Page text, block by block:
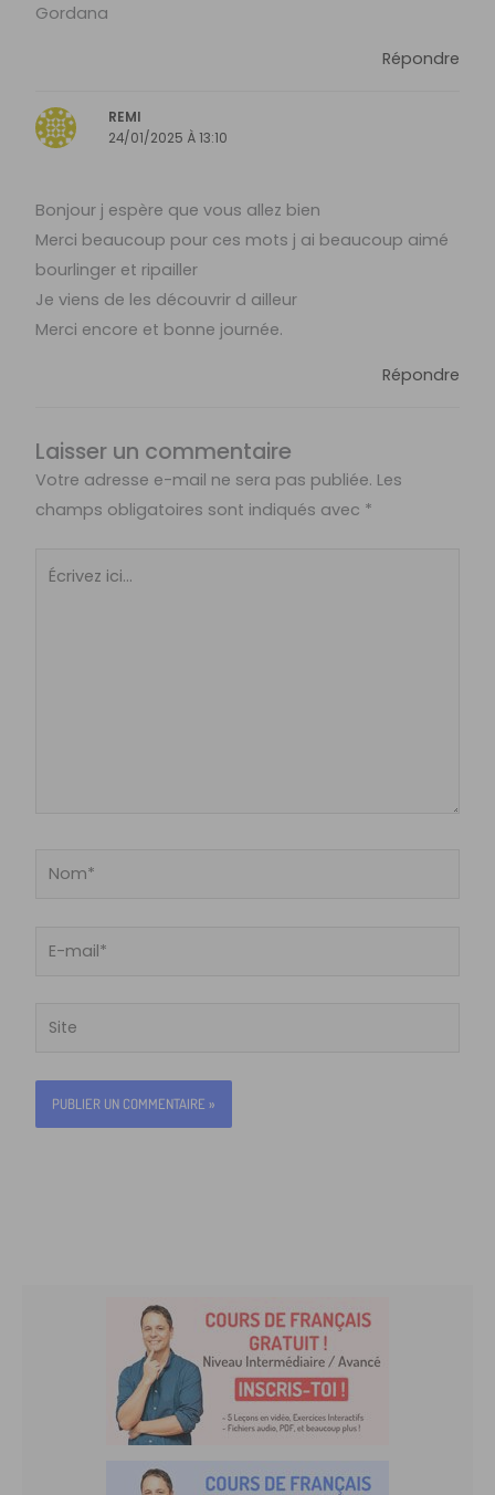
Gordana
Répondre
REMI
24/01/2025 À 13:10
Bonjour j espère que vous allez bien
Merci beaucoup pour ces mots j ai beaucoup aimé
bourlinger et ripailler
Je viens de les découvrir d ailleur
Merci encore et bonne journée.
Répondre
Laisser un commentaire
Votre adresse e-mail ne sera pas publiée. Les
champs obligatoires sont indiqués avec *
Écrivez
Nom*
Site